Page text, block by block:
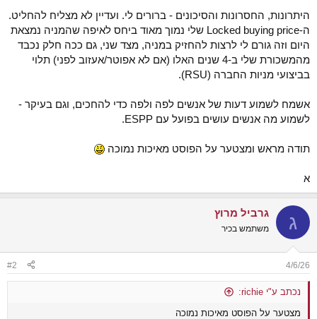
היתרונות, החסרונות והסיכונים - ברורים לי. ועדיין לא מצליח להחליט.
ה-Locked buying price שלי נמוך מאוד ביחס לאיפה שהמניה נמצאת
היום וזה גורם לי לרצות להחזיק במניה, מצד שני, גם ככה חלק נכבד
מהמשכורת שלי ב-4 שנים האלו (אם לא אפוטר/אעזוב לפני) תלוי
בביצועי מניות החברה (RSU).
אשמח לשמוע דעות של אנשים לפה ולפה כדי להחכים, וגם בעיקר -
לשמוע מה אנשים עושים בפועל עם ESPP.
תודה מראש ומצטער על הפוסט מאיכות נמוכה
א
ג גרביל מרוץ
משתמש בכיר
4/6/26
#2
נכתב ע"י richie:
מצטער על הפוסט מאיכות נמוכה